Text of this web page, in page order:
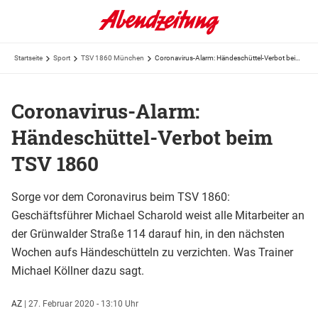
Startseite Sport TSV 1860 München
Coronavirus-Alarm:
Händeschüttel-Verbot beim
TSV 1860
Sorge vor dem Coronavirus beim TSV 1860:
Geschäftsführer Michael Scharold weist alle Mitarbeiter an
der Grünwalder Straße 114 darauf hin, in den nächsten
Wochen aufs Händeschütteln zu verzichten. Was Trainer
Michael Köllner dazu sagt.
AZ | 27. Februar 2020 - 13:10 Uhr